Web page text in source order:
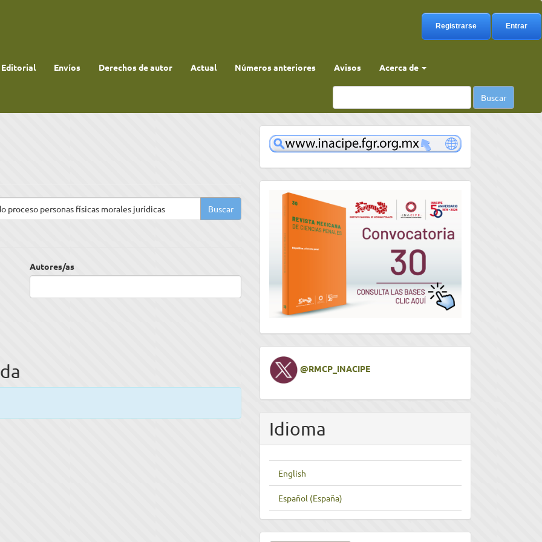
Registrarse Entrar
Envíos Derechos de autor Actual Números anteriores Avisos Acerca de
Buscar
Autores/as
www
convocatoria
Twitter@RMCP_INACIPE
Idioma
English
Español (España)